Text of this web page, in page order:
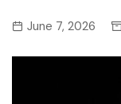
June 7, 2026